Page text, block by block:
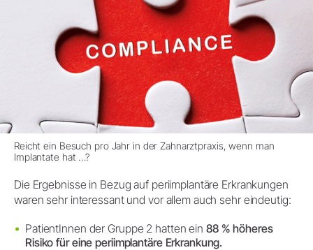
Reicht ein Besuch pro Jahr in der Zahnarztpraxis, wenn man
Implantate hat …?
Die Ergebnisse in Bezug auf periimplantäre Erkrankungen
waren sehr interessant und vor allem auch sehr eindeutig:
PatientInnen der Gruppe 2 hatten ein 88 % höheres
Risiko für eine periimplantäre Erkrankung.